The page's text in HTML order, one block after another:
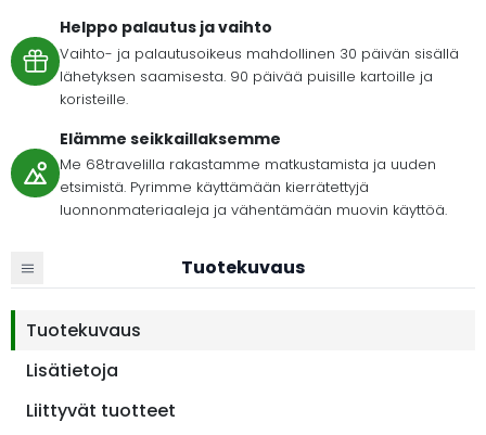
Helppo palautus ja vaihto
Vaihto- ja palautusoikeus mahdollinen 30 päivän sisällä
lähetyksen saamisesta. 90 päivää puisille kartoille ja
koristeille.
Elämme seikkaillaksemme
Me 68travelilla rakastamme matkustamista ja uuden
etsimistä. Pyrimme käyttämään kierrätettyjä
luonnonmateriaaleja ja vähentämään muovin käyttöä.
Tuotekuvaus
Tuotekuvaus
Lisätietoja
Liittyvät tuotteet